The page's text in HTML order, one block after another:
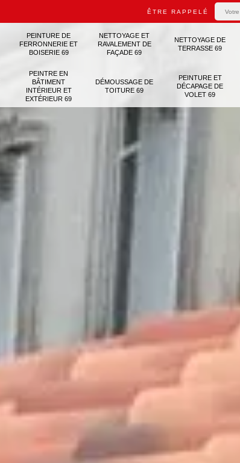
ÊTRE RAPPELÉ
PEINTURE DE
FERRONNERIE ET
BOISERIE 69
NETTOYAGE ET
RAVALEMENT DE
FAÇADE 69
NETTOYAGE DE
TERRASSE 69
PEINTRE EN
BÂTIMENT
INTÉRIEUR ET
EXTÉRIEUR 69
DÉMOUSSAGE DE
TOITURE 69
PEINTURE ET
DÉCAPAGE DE
VOLET 69